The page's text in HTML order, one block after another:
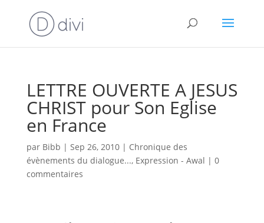
LETTRE OUVERTE A JESUS
CHRIST pour Son Eglise
en France
par Bibb | Sep 26, 2010| Chronique des
évènements du dialogue..., Expression - Awal | 0
commentaires